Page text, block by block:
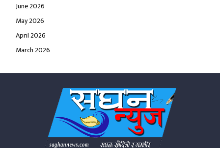
June 2026
May 2026
April 2026
March 2026